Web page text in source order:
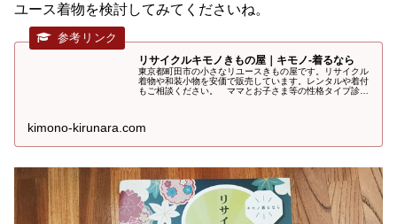
ユース着物を検討してみてくださいね。
リサイクルキモノきもの屋｜キモノ-着るなら
東京都町田市の小さなリユースきもの屋です。リサイクル
着物や和装小物を安価で販売しています。レンタルや着付
もご相談ください。 ママとお子さま等の性格タイプ診断
kimono-kirunara.com